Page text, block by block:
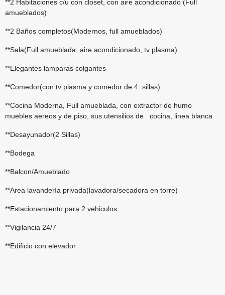
**2 Habitaciones c/u con closet, con aire acondicionado (Full
amueblados)
**2 Baños completos(Modernos, full amueblados)
**Sala(Full amueblada, aire acondicionado, tv plasma)
**Elegantes lamparas colgantes
**Comedor(con tv plasma y comedor de 4 sillas)
**Cocina Moderna, Full amueblada, con extractor de humo
muebles aereos y de piso, sus utensilios de cocina, linea blanca
**Desayunador(2 Sillas)
**Bodega
**Balcon/Amueblado
**Area lavandería privada(lavadora/secadora en torre)
**Estacionamiento para 2 vehiculos
**Vigilancia 24/7
**Edificio con elevador